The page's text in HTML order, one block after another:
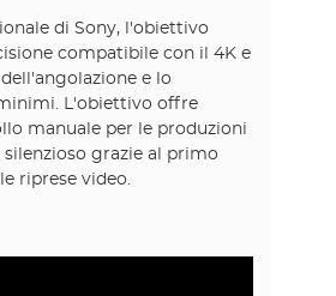
di Sony, l'obiettivo
compatibile con il 4K e
e lo
L'obiettivo offre
manuale per le produzioni
grazie al primo
riprese video.